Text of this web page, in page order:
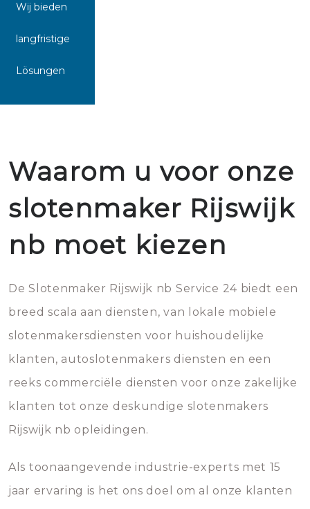
Wij bieden
langfristige
Lösungen
Waarom u voor onze
slotenmaker Rijswijk
nb moet kiezen
De Slotenmaker Rijswijk nb Service 24 biedt een
breed scala aan diensten, van lokale mobiele
slotenmakersdiensten voor huishoudelijke
klanten, autoslotenmakers diensten en een
reeks commerciële diensten voor onze zakelijke
klanten tot onze deskundige slotenmakers
Rijswijk nb opleidingen.
Als toonaangevende industrie-experts met 15
jaar ervaring is het ons doel om al onze klanten